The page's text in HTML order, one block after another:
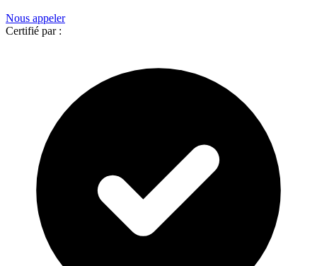
Nous appeler
Certifié par :